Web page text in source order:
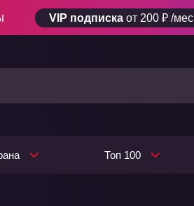
VIP подписка от 200 ₽ /мес
Топ 100